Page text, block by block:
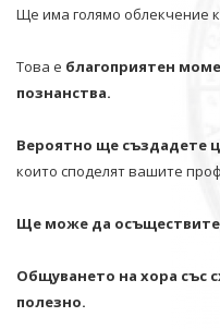
Ще има голямо облекчение
Това е благоприятен
познанства.
Вероятно ще създадете
които споделят вашите
Ще може да
Общуването на хора със
полезно.